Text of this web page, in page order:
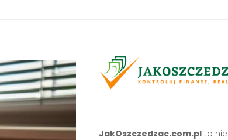
JakOszczedzac.com.plto